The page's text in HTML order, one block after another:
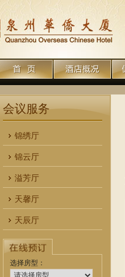
会议服务
锦绣厅
锦云厅
溢芳厅
天馨厅
天辰厅
选择房型：